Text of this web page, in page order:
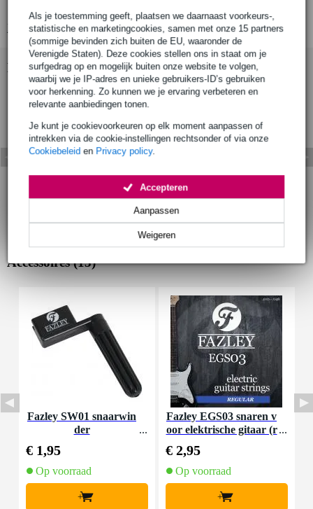
Als je toestemming geeft, plaatsen we daarnaast voorkeurs-,
statistische en marketingcookies, samen met onze 15 partners
(sommige bevinden zich buiten de EU, waaronder de
Verenigde Staten). Deze cookies stellen ons in staat om je
surfgedrag op en mogelijk buiten onze website te volgen,
waarbij we je IP-adres en unieke gebruikers-ID’s gebruiken
voor herkenning. Zo kunnen we je ervaring verbeteren en
relevante aanbiedingen tonen.
Je kunt je cookievoorkeuren op elk moment aanpassen of
intrekken via de cookie-instellingen rechtsonder of via onze
Cookiebeleid en Privacy policy.
Weigeren
Aanpassen
Accepteren
Bekijk alle productspecificaties
Bekijk ook eens (5)
Accessoires (13)
Fazley SW01 snaarwin
der
€ 1,95
Op voorraad
+
Fazley EGS03 snaren v
oor elektrische gitaar (r
€ 2,95
Op voorraad
+